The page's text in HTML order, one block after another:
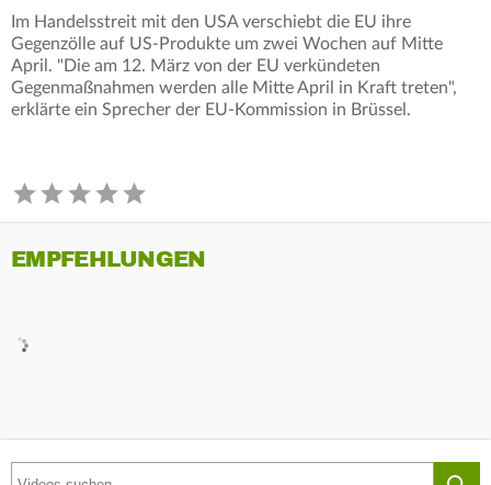
Im Handelsstreit mit den USA verschiebt die EU ihre
Gegenzölle auf US-Produkte um zwei Wochen auf Mitte
April. "Die am 12. März von der EU verkündeten
Gegenmaßnahmen werden alle Mitte April in Kraft treten",
erklärte ein Sprecher der EU-Kommission in Brüssel.
EMPFEHLUNGEN